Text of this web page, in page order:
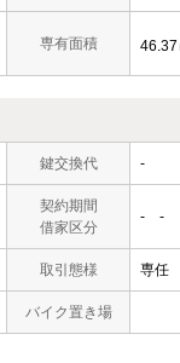
専有面積 46.37
鍵交換代 -
契約期間
借家区分
- -
取引態様 専任
バイク置き場